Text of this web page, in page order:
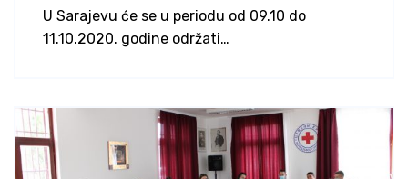
U Sarajevu će se u periodu od 09.10 do
11.10.2020. godine održati…